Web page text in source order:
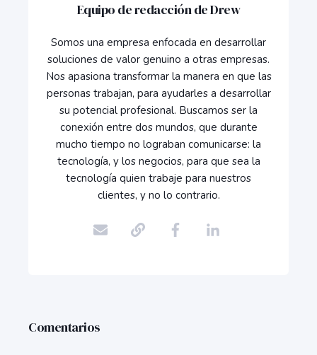
Equipo de redacción de Drew
Somos una empresa enfocada en desarrollar
soluciones de valor genuino a otras empresas.
Nos apasiona transformar la manera en que las
personas trabajan, para ayudarles a desarrollar
su potencial profesional. Buscamos ser la
conexión entre dos mundos, que durante
mucho tiempo no lograban comunicarse: la
tecnología, y los negocios, para que sea la
tecnología quien trabaje para nuestros
clientes, y no lo contrario.
Comentarios